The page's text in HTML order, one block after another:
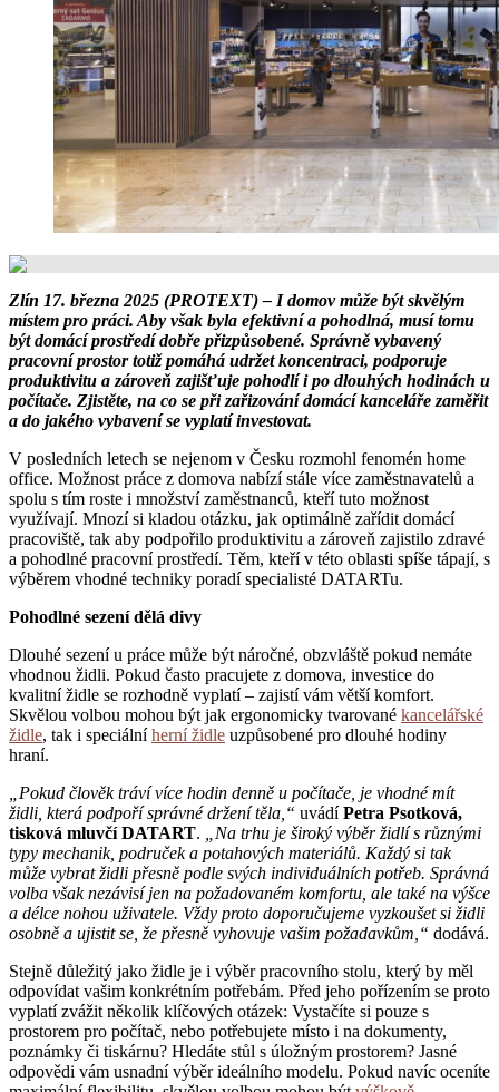
Zlín 17. března 2025 (PROTEXT) – I domov může být skvělým
místem pro práci. Aby však byla efektivní a pohodlná, musí tomu
být domácí prostředí dobře přizpůsobené. Správně vybavený
pracovní prostor totiž pomáhá udržet koncentraci, podporuje
produktivitu a zároveň zajišťuje pohodlí i po dlouhých hodinách u
počítače. Zjistěte, na co se při zařizování domácí kanceláře zaměřit
a do jakého vybavení se vyplatí investovat.
V posledních letech se nejenom v Česku rozmohl fenomén home
office. Možnost práce z domova nabízí stále více zaměstnavatelů a
spolu s tím roste i množství zaměstnanců, kteří tuto možnost
využívají. Mnozí si kladou otázku, jak optimálně zařídit domácí
pracoviště, tak aby podpořilo produktivitu a zároveň zajistilo zdravé
a pohodlné pracovní prostředí. Těm, kteří v této oblasti spíše tápají, s
výběrem vhodné techniky poradí specialisté DATARTu.
Pohodlné sezení dělá divy
Dlouhé sezení u práce může být náročné, obzvláště pokud nemáte
vhodnou židli. Pokud často pracujete z domova, investice do
kvalitní židle se rozhodně vyplatí – zajistí vám větší komfort.
Skvělou volbou mohou být jak ergonomicky tvarované kancelářské
židle, tak i speciálníherní židle uzpůsobené pro dlouhé hodiny
hraní.
„Pokud člověk tráví více hodin denně u počítače, je vhodné mít
židli, která podpoří správné držení těla,“ uvádíPetra Psotková,
tisková mluvčí DATART.
„Na trhu je široký výběr židlí s různými
typy mechanik, područek a potahových materiálů. Každý si tak
může vybrat židli přesně podle svých individuálních potřeb. Správná
volba však nezávisí jen na požadovaném komfortu, ale také na výšce
a délce nohou uživatele. Vždy proto doporučujeme vyzkoušet si židli
osobně a ujistit se, že přesně vyhovuje vašim požadavkům,“ dodává.
Stejně důležitý jako židle je i výběr pracovního stolu, který by měl
odpovídat vašim konkrétním potřebám. Před jeho pořízením se proto
vyplatí zvážit několik klíčových otázek: Vystačíte si pouze s
prostorem pro počítač, nebo potřebujete místo i na dokumenty,
poznámky či tiskárnu? Hledáte stůl s úložným prostorem? Jasné
odpovědi vám usnadní výběr ideálního modelu. Pokud navíc oceníte